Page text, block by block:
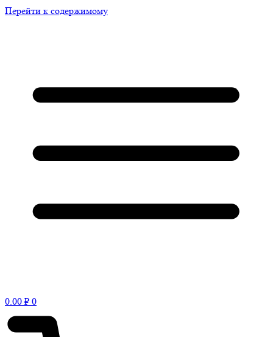
Перейти к содержимому
0.00 ₽ 0